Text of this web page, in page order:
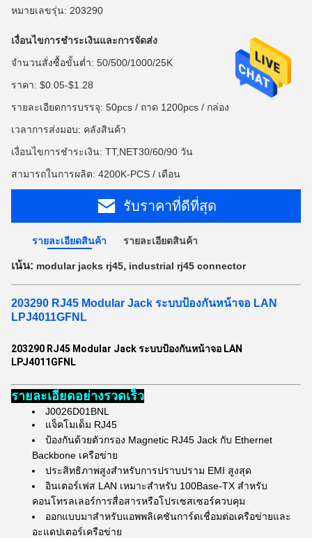
หมายเลขรุ่น: 203290
เงื่อนไขการชำระเงินและการจัดส่ง
จำนวนสั่งซื้อขั้นต่ำ: 50/500/1000/25K
ราคา: $0.05-$1.28
รายละเอียดการบรรจุ: 50pcs / ถาด 1200pcs / กล่อง
เวลาการส่งมอบ: คลังสินค้า
เงื่อนไขการชำระเงิน: TT,NET30/60/90 วัน
สามารถในการผลิต: 4200K-PCS / เดือน
รับราคาที่ดีที่สุด
รายละเอียดสินค้า รายละเอียดสินค้า
เน้น: modular jacks rj45, industrial rj45 connector
203290 RJ45 Modular Jack ระบบป้องกันหน้าจอ LAN
LPJ4011GFNL
203290 RJ45 Modular Jack ระบบป้องกันหน้าจอ LAN
LPJ4011GFNL
รายละเอียดอย่างรวดเร็ว
J0026D01BNL
แจ็คโมเด็ม RJ45
ป้องกันด้วยตัวกรอง Magnetic RJ45 Jack กับ Ethernet
Backbone เครือข่าย
ประสิทธิภาพสูงสำหรับการปราบปราม EMI สูงสุด
อินเตอร์เฟส LAN เหมาะสำหรับ 100Base-TX สำหรับ
คอนโทรลเลอร์การสื่อสารหรือโปรเซสเซอร์ควบคุม
ออกแบบมาสำหรับแอพพลิเคชันการ์ดเชื่อมต่อเครือข่ายและ
อะแดปเตอร์เครือข่าย